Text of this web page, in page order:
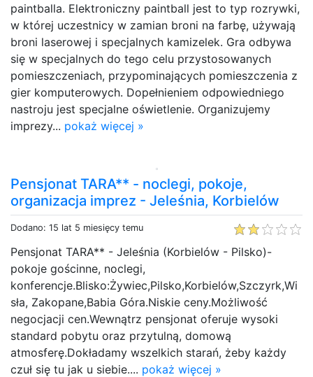
paintballa. Elektroniczny paintball jest to typ rozrywki,
w której uczestnicy w zamian broni na farbę, używają
broni laserowej i specjalnych kamizelek. Gra odbywa
się w specjalnych do tego celu przystosowanych
pomieszczeniach, przypominających pomieszczenia z
gier komputerowych. Dopełnieniem odpowiedniego
nastroju jest specjalne oświetlenie. Organizujemy
imprezy... pokaż więcej »
Pensjonat TARA** - noclegi, pokoje,
organizacja imprez - Jeleśnia, Korbielów
Dodano: 15 lat 5 miesięcy temu
Pensjonat TARA** - Jeleśnia (Korbielów - Pilsko)-
pokoje gościnne, noclegi,
konferencje.Blisko:Żywiec,Pilsko,Korbielów,Szczyrk,Wi
sła, Zakopane,Babia Góra.Niskie ceny.Możliwość
negocjacji cen.Wewnątrz pensjonat oferuje wysoki
standard pobytu oraz przytulną, domową
atmosferę.Dokładamy wszelkich starań, żeby każdy
czuł się tu jak u siebie.... pokaż więcej »